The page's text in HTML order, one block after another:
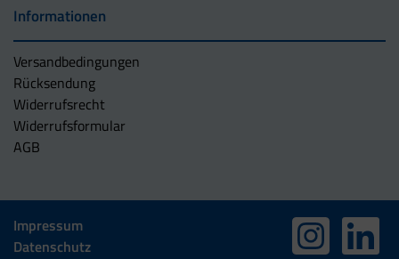
Informationen
Versandbedingungen
Rücksendung
Widerrufsrecht
Widerrufsformular
AGB
Impressum
Datenschutz